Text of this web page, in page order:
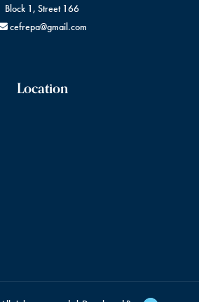
Block 1, Street 166
cefrepa@gmail.com
Location